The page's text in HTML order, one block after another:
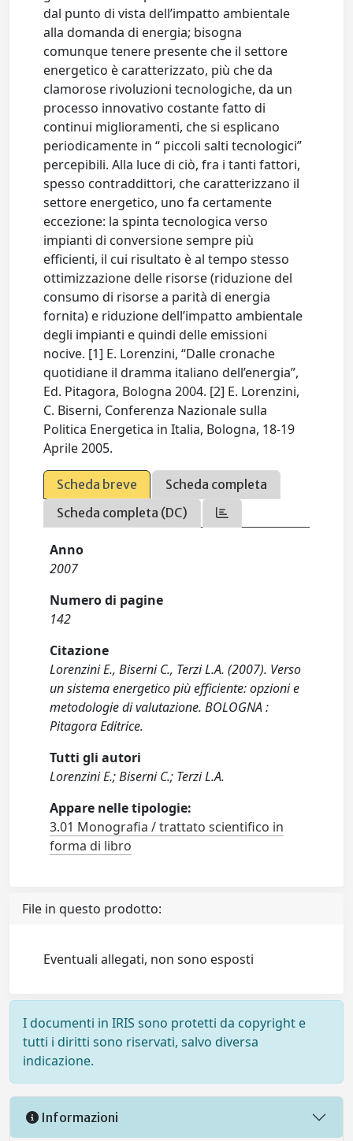
dal punto di vista dell’impatto ambientale
alla domanda di energia; bisogna
comunque tenere presente che il settore
energetico è caratterizzato, più che da
clamorose rivoluzioni tecnologiche, da un
processo innovativo costante fatto di
continui miglioramenti, che si esplicano
periodicamente in “ piccoli salti tecnologici”
percepibili. Alla luce di ciò, fra i tanti fattori,
spesso contraddittori, che caratterizzano il
settore energetico, uno fa certamente
eccezione: la spinta tecnologica verso
impianti di conversione sempre più
efficienti, il cui risultato è al tempo stesso
ottimizzazione delle risorse (riduzione del
consumo di risorse a parità di energia
fornita) e riduzione dell’impatto ambientale
degli impianti e quindi delle emissioni
nocive. [1] E. Lorenzini, “Dalle cronache
quotidiane il dramma italiano dell’energia”,
Ed. Pitagora, Bologna 2004. [2] E. Lorenzini,
C. Biserni, Conferenza Nazionale sulla
Politica Energetica in Italia, Bologna, 18-19
Aprile 2005.
Scheda breve
Scheda completa
Scheda completa (DC)
Anno
2007
Numero di pagine
142
Citazione
Lorenzini E., Biserni C., Terzi L.A. (2007). Verso
un sistema energetico più efficiente: opzioni e
metodologie di valutazione. BOLOGNA :
Pitagora Editrice.
Tutti gli autori
Lorenzini E.; Biserni C.; Terzi L.A.
Appare nelle tipologie:
3.01 Monografia / trattato scientifico in
forma di libro
File in questo prodotto:
Eventuali allegati, non sono esposti
I documenti in IRIS sono protetti da copyright e
tutti i diritti sono riservati, salvo diversa
indicazione.
Informazioni